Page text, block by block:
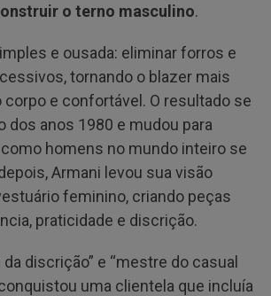
o terno masculino.
e ousada: eliminar forros e
tornando o blazer mais
corpo e confortável. O resultado se
dos anos 1980 e mudou para
homens no mundo inteiro se
Armani levou sua visão
feminino, criando peças
praticidade e discrição.
da discrição” e “mestre do casual
uma clientela que incluía